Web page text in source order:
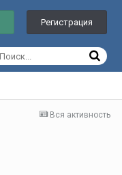
Регистрация
Вся активность